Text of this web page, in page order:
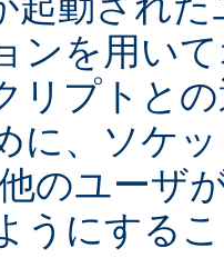
ンを用い
リプトと
に、ソケ
のユーザ
うにする